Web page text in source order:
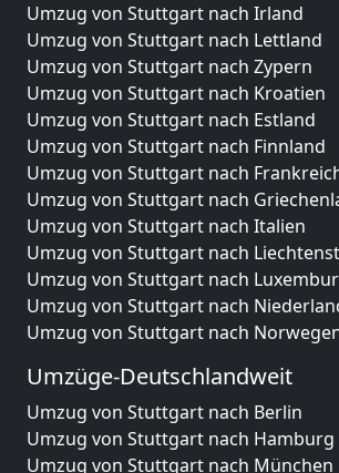
Umzug von Stuttgart nach Irland
Umzug von Stuttgart nach Lettland
Umzug von Stuttgart nach Zypern
Umzug von Stuttgart nach Kroatien
Umzug von Stuttgart nach Estland
Umzug von Stuttgart nach Finnland
Umzug von Stuttgart nach
Umzug von Stuttgart nach
Umzug von Stuttgart nach Italien
Umzug von Stuttgart nach
Umzug von Stuttgart nach
Umzug von Stuttgart nach
Umzug von Stuttgart nach
Umzüge-Deutschlandweit
Umzug von Stuttgart nach Berlin
Umzug von Stuttgart nach Hamburg
Umzug von Stuttgart nach München